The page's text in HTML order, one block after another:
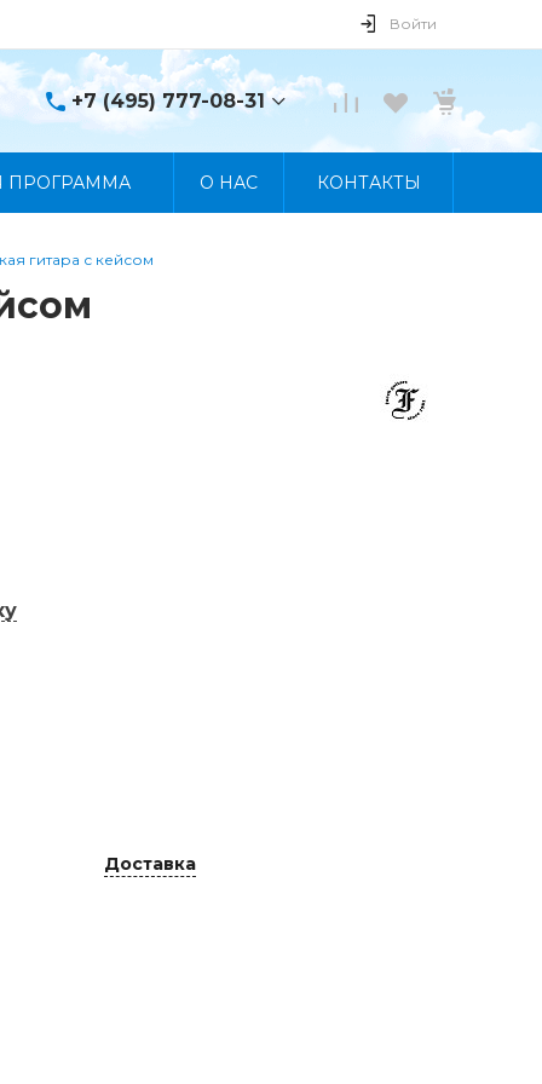
Войти
+7 (495) 777-08-31
+7 (495) 777-08-31
Выходной
ПРОГРАММА О НАС КОНТАКТЫ
гитара с кейсом
Доставка